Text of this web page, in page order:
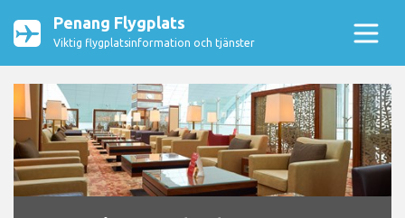
Penang Flygplats
Viktig flygplatsinformation och tjänster